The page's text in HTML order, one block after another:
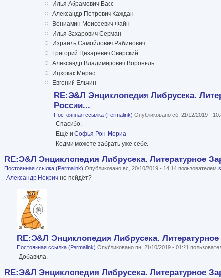
Илья Абрамович Басс
Александр Петрович Каждан
Вениамин Моисеевич Файн
Илья Захарович Серман
Израиль Самойлович Рабинович
Григорий Цезаревич Свирский
Александр Владимирович Воронель
Ицхокас Мерас
Евгений Ельчин
RE:Э&Л Энциклопедия Либрусека.
России...
Постоянная ссылка (Permalink) Опубликовано сб, 21/12/2019 -
Спасибо.
Ещё и Софья Рон-Мориа
Кедми можете забрать уже себе.
RE:Э&Л Энциклопедия Либрусека. Литературное
Постоянная ссылка (Permalink) Опубликовано вс, 20/10/2019 - 14:14 пользователем
Александр Некрич не пойдёт?
RE:Э&Л Энциклопедия Либрусека.
Постоянная ссылка (Permalink) Опубликовано пн, 21/10/2019 - 01:21
Добавила.
RE:Э&Л Энциклопедия Либрусека. Литературное